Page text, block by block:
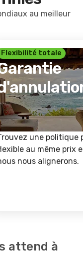
au meilleur
Flexibilité totale
une politique
au même prix
nous alignerons.
attend à